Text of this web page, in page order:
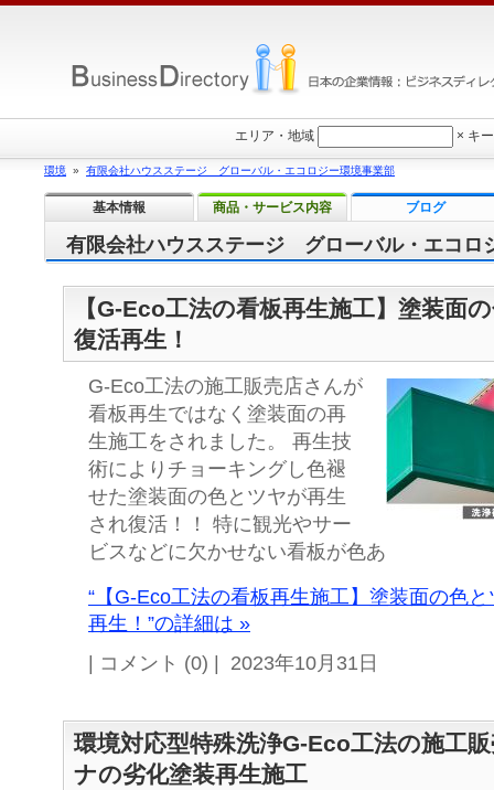
有限会社ハウスステージ グローバル・エコロ
【G-Eco工法の看板再生施工】塗装面
復活再生！
G-Eco工法の施工販売店さんが
看板再生ではなく塗装面の再
生施工をされました。 再生技
術によりチョーキングし色褪
せた塗装面の色とツヤが再生
され復活！！ 特に観光やサー
ビスなどに欠かせない看板が色あ
“【G-Eco工法の看板再生施工】塗装面の色
再生！”の詳細は »
| コメント (0) | 2023年10月31日
環境対応型特殊洗浄G-Eco工法の施工
ナの劣化塗装再生施工
エリア・地域 × キ
環境 » 有限会社ハウスステージ グローバル・エコロジー環境事業部
基本情報 商品・サービス内容 ブログ